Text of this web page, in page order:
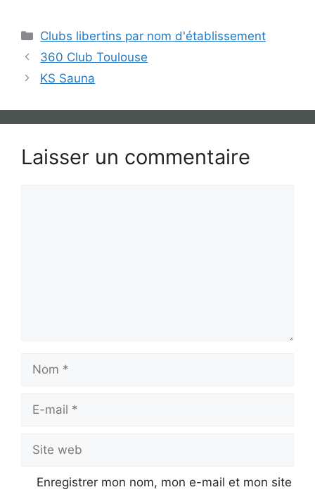
Catégories
Clubs libertins par nom d'établissement
360 Club Toulouse
KS Sauna
Laisser un commentaire
Nom
Site
web
Enregistrer mon nom, mon e-mail et mon site